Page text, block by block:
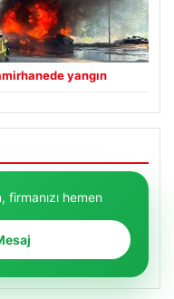
yangın
hemen